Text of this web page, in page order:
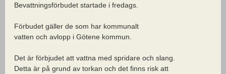
Bevattningsförbudet startade i fredags.
Förbudet gäller de som har kommunalt
vatten och avlopp i Götene kommun.
Det är förbjudet att vattna med spridare och slang.
Detta är på grund av torkan och det finns risk att